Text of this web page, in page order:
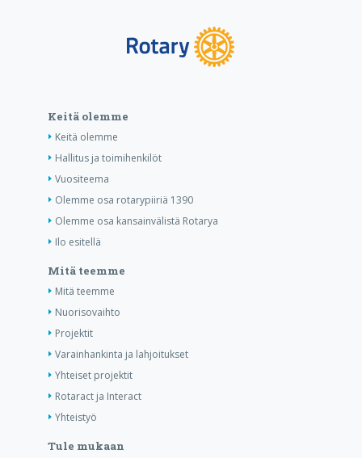
Keitä olemme
Keitä olemme
Hallitus ja toimihenkilöt
Vuositeema
Olemme osa rotarypiiriä 1390
Olemme osa kansainvälistä Rotarya
Ilo esitellä
Mitä teemme
Mitä teemme
Nuorisovaihto
Projektit
Varainhankinta ja lahjoitukset
Yhteiset projektit
Rotaract ja Interact
Yhteistyö
Tule mukaan